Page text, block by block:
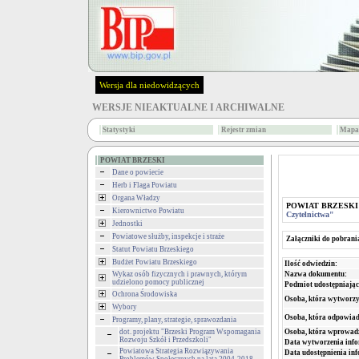
Wersja dla niedowidzących
WERSJE NIEAKTUALNE I ARCHIWALNE
Statystyki Rejestr zmian
POWIAT BRZESKI
Dane o powiecie
Herb i Flaga Powiatu
Organa Władzy
Kierownictwo Powiatu
Jednostki
Powiatowe służby, inspekcje i straże
Statut Powiatu Brzeskiego
Budżet Powiatu Brzeskiego
Wykaz osób fizycznych i prawnych, którym
udzielono pomocy publicznej
Ochrona Środowiska
Wybory
Programy, plany, strategie, sprawozdania
dot. projektu "Brzeski Program Wspomagania
Rozwoju Szkół i Przedszkoli"
Powiatowa Strategia Rozwiązywania
POWIAT BRZESKI
Czytelnictwa"
Załączniki do
Ilość odwiedzin:
Nazwa dokumentu:
Podmiot
Osoba, która
Osoba, która
Osoba, która
Data wytworzenia
Data udostępnienia